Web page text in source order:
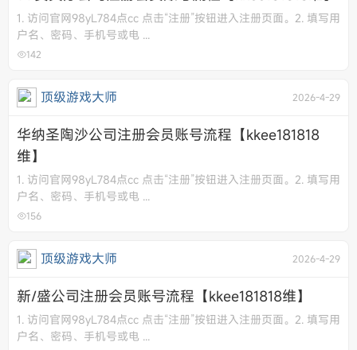
1. 访问官网98yL784点cc 点击“注册”按钮进入注册页面。 ​ 2. 填写用
户名、密码、手机号或电 ...
142
顶级游戏大师 2026-4-29
华纳圣陶沙公司注册会员账号流程【kkee181818
维】
1. 访问官网98yL784点cc 点击“注册”按钮进入注册页面。 ​ 2. 填写用
户名、密码、手机号或电 ...
156
顶级游戏大师 2026-4-29
新/盛公司注册会员账号流程【kkee181818维】
1. 访问官网98yL784点cc 点击“注册”按钮进入注册页面。 ​ 2. 填写用
户名、密码、手机号或电 ...